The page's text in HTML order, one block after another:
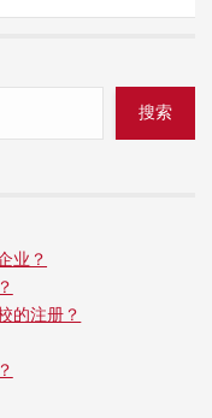
搜索
业？
的注册？